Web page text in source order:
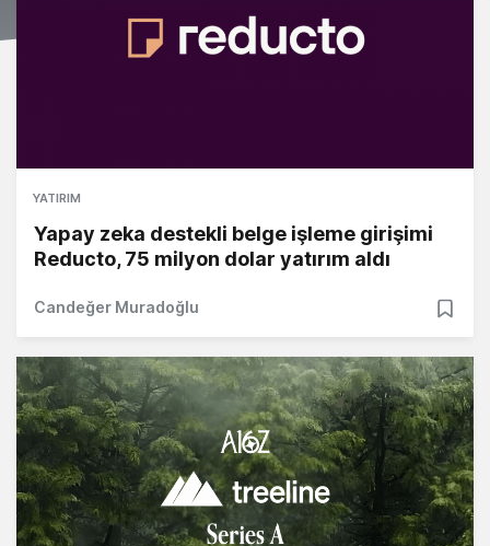
YATIRIM
Yapay zeka destekli belge işleme girişimi
Reducto, 75 milyon dolar yatırım aldı
Candeğer Muradoğlu